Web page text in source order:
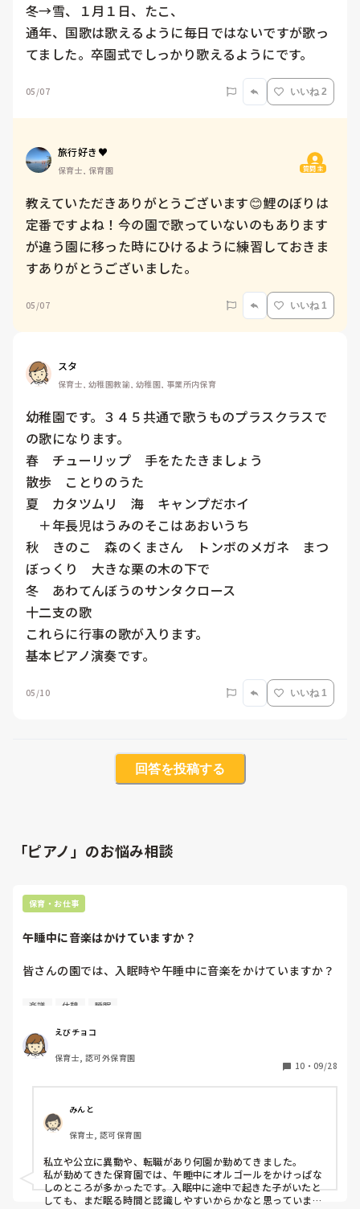
冬→雪、１月１日、たこ、
通年、国歌は歌えるように毎日ではないですが歌っ
てました。卒園式でしっかり歌えるようにです。
05/07 いいね 2
旅行好き♥️
保育士, 保育園 質問主
教えていただきありがとうございます😊鯉のぼりは
定番ですよね！今の園で歌っていないのもあります
が違う園に移った時にひけるように練習しておきま
すありがとうございました。
05/07 いいね 1
スタ
保育士, 幼稚園教諭, 幼稚園, 事業所内保育
幼稚園です。３４５共通で歌うものプラスクラスで
の歌になります。
春　チューリップ　手をたたきましょう
散歩　ことりのうた
夏　カタツムリ　海　キャンプだホイ
＋年長児はうみのそこはあおいうち
秋　きのこ　森のくまさん　トンボのメガネ　まつ
ぼっくり　大きな栗の木の下で
冬　あわてんぼうのサンタクロース
十二支の歌
これらに行事の歌が入ります。
基本ピアノ演奏です。
05/10 いいね 1
回答を投稿する
「ピアノ」のお悩み相談
保育・お仕事
午睡中に音楽はかけていますか？
皆さんの園では、入眠時や午睡中に音楽をかけていますか？
私の勤める園ではかけていなかったのですが、ある保育士さ
ールのCDをかけるようになりました。
０歳〜2歳児のクラスで、直近のお話しです。
今までの園ではかけていた、とのこと。
入眠するまでのBGM的なものかな、と捉え、了承しました
が、子ども達が寝静まった頃に消すと、休憩から戻ってきた
その先生が再生ボタンを押し、再びかかっている状態で、起
床時間までかかっていました。
午睡中ずっと音楽が流れているのは子ども達も落ち着かない
のでは、と思い、その先生とも一度お話ししてみる予定でい
るのですが…。
楽譜 休憩 睡眠
えびチョコ
保育士, 認可外保育園
10 ・ 09/28
みんと
保育士, 認可保育園
私立や公立に異動や、転職があり何園か勤めてきました。
私が勤めてきた保育園では、午睡中にオルゴールをかけっぱな
しのところが多かったです。入眠中に途中で起きた子がいたと
しても、まだ眠る時間と認識しやすいからかなと思っていまし